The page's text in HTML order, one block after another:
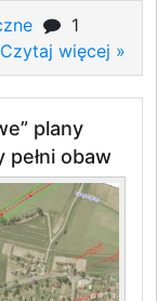
1
Czytaj więcej »
plany
obaw